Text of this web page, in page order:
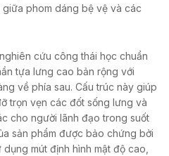
phom dáng bệ vệ và các
cứu công thái học chuẩn
tựa lưng cao bản rộng với
về phía sau. Cấu trúc này giúp
trọn vẹn các đốt sống lưng và
cho người lãnh đạo trong suốt
sản phẩm được bảo chứng bởi
mút định hình mật độ cao,